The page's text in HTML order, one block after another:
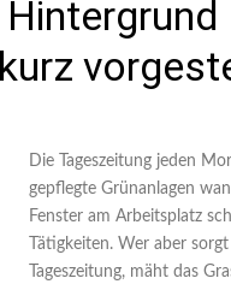
Die Tageszeitung jeden
gepflegte Grünanlagen
Fenster am Arbeitsplatz
Tätigkeiten. Wer aber
Tageszeitung, mäht das